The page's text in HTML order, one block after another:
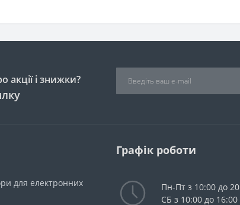
акції і знижки?
для електронних
Графік роботи
Пн-Пт з 10:00 до
СБ з 10:00 до 16:00